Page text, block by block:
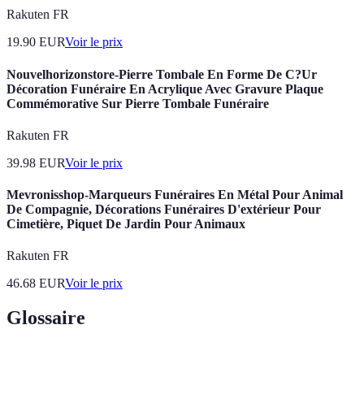
Rakuten FR
19.90 EURVoir le prix
Nouvelhorizonstore-Pierre Tombale En Forme De C?Ur
Décoration Funéraire En Acrylique Avec Gravure Plaque
Commémorative Sur Pierre Tombale Funéraire
Rakuten FR
39.98 EURVoir le prix
Mevronisshop-Marqueurs Funéraires En Métal Pour Animal
De Compagnie, Décorations Funéraires D'extérieur Pour
Cimetière, Piquet De Jardin Pour Animaux
Rakuten FR
46.68 EURVoir le prix
Glossaire